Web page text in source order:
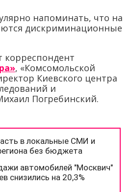
напоминать, что на
дискриминационные
корреспондент
, «Комсомольской
Киевского центра
и
Погребинский.